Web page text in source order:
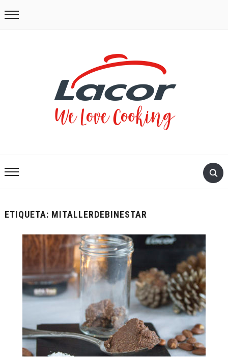
ETIQUETA: MITALLERDEBINESTAR